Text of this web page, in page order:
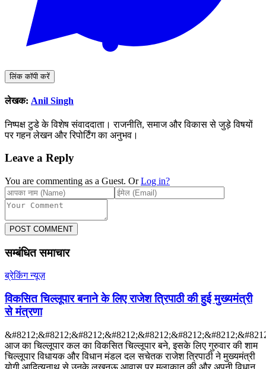
लिंक कॉपी करें
लेखक: Anil Singh
निष्पक्ष टुडे के विशेष संवाददाता। राजनीति, समाज और विकास से जुड़े विषयों
पर गहन लेखन और रिपोर्टिंग का अनुभव।
Leave a Reply
You are commenting as a Guest. Or Log in?
POST COMMENT
सम्बंधित समाचार
ब्रेकिंग न्यूज़
विकसित चिल्लूपार बनाने के लिए राजेश त्रिपाठी की हुई मुख्यमंत्री
से मंत्रणा
आज का चिल्लूपार कल का विकसित चिल्लूपार बने, इसके लिए गुरुवार की शाम
चिल्लूपार विधायक और विधान मंडल दल सचेतक राजेश त्रिपाठी ने मुख्यमंत्री
योगी आदित्यनाथ से उनके लखनऊ आवास पर मुलाकात की और अपनी विधान